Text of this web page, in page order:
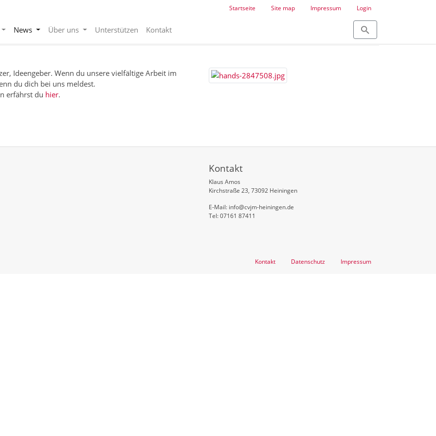
Startseite Site map Impressum Login
News Über uns Unterstützen Kontakt
Ideengeber. Wenn du unsere vielfältige Arbeit im
du dich bei uns meldest.
erfährst du hier.
Kontakt
Klaus Amos
Kirchstraße 23, 73092 Heiningen
E-Mail: info@cvjm-heiningen.de
Tel: 07161 87411
Kontakt Datenschutz Impressum